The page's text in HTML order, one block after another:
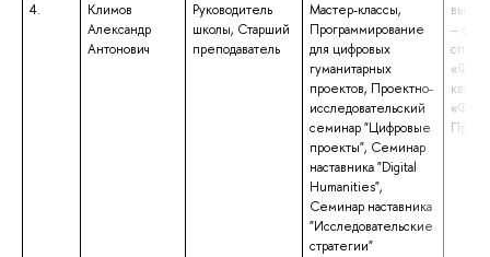
4.
Климов
Александр
Антонович
Руководитель
школы, Старший
преподаватель
Мастер-классы,
Программирование
для цифровых
гуманитарных
проектов, Проектно-
исследовательский
семинар "Цифровые
проекты", Семинар
наставника "Digital
Humanities",
Семинар наставника
"Исследовательские
стратегии"
–